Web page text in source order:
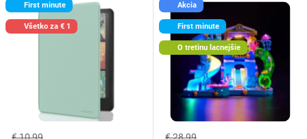
First minute
Všetko za € 1
Akcia
First minute
O tretinu lacnejšie